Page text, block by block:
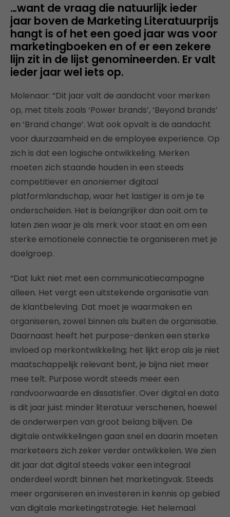
…want de vraag die natuurlijk ieder
jaar boven de Marketing Literatuurprijs
hangt is of het een goed jaar was voor
marketingboeken en of er een zekere
lijn zit in de lijst genomineerden. Er valt
ieder jaar wel iets op.
Molenaar: “Dit jaar valt de aandacht voor merken
op, met titels zoals ‘Power brands’, ‘Beyond brands’
en ‘Brand change’. Wat ook opvalt is de aandacht
voor duurzaamheid en de employee experience. Op
zich is dat een logische ontwikkeling. Merken
moeten zich staande houden in een steeds
competitiever en anoniemer digitaal
platformlandschap, waar het lastiger is om je te
onderscheiden. Het is belangrijker dan ooit om te
laten zien waar je als merk voor staat en om een
sterke emotionele connectie te organiseren met je
doelgroep.
“Dat lukt niet met een communicatiecampagne
alleen. Het vergt een uitstekende organisatie van
de klantbeleving. Dat moet je waarmaken en
organiseren, zowel binnen als buiten de organisatie.
Daarnaast heeft het purpose-denken een sterke
invloed op merkontwikkeling; het lijkt erop als je niet
maatschappelijk relevant bent, je bijna niet meer
mee telt. Purpose wordt steeds meer een
randvoorwaarde en dissatisfier. Over digital en data
is dit jaar juist minder literatuur verschenen, hoewel
de onderwerpen van groot belang blijven. De
digitale ontwikkelingen gaan snel en daarin moeten
marketeers zich zeker verder ontwikkelen. We zien
dit jaar dat digital steeds vaker een integraal
onderdeel wordt binnen het marketingvak. Steeds
meer organiseren en investeren in kennis op gebied
van digitale marketingstrategie. Het helemaal